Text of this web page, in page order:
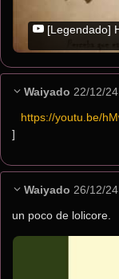
[Legendado]
Waiyado 22/12/
https://youtu.be/
]
Waiyado 26/12/
un poco de lolicore.